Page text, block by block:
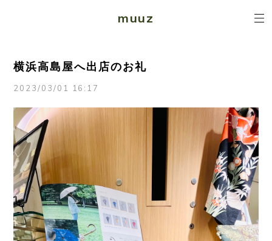
muuz
横浜高島屋へ出店のお礼
2023/03/01 16:17